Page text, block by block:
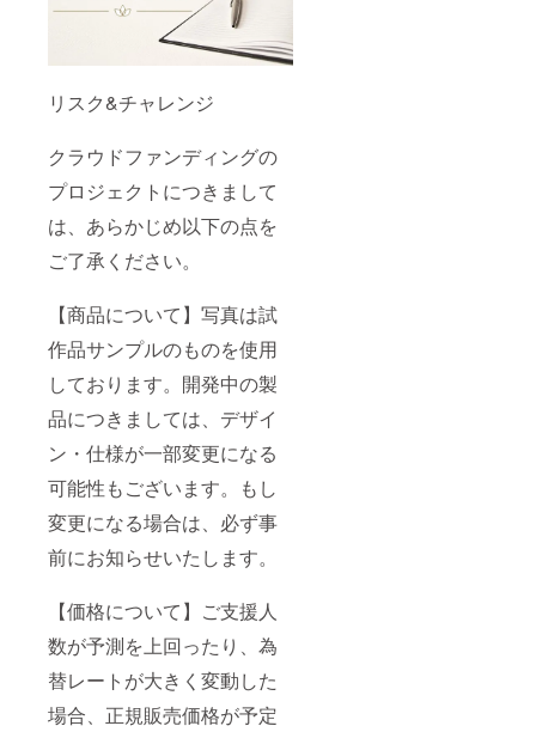
リスク&チャレンジ
クラウドファンディングの
プロジェクトにつきまして
は、あらかじめ以下の点を
ご了承ください。
【商品について】写真は試
作品サンプルのものを使用
しております。開発中の製
品につきましては、デザイ
ン・仕様が一部変更になる
可能性もございます。もし
変更になる場合は、必ず事
前にお知らせいたします。
【価格について】ご支援人
数が予測を上回ったり、為
替レートが大きく変動した
場合、正規販売価格が予定